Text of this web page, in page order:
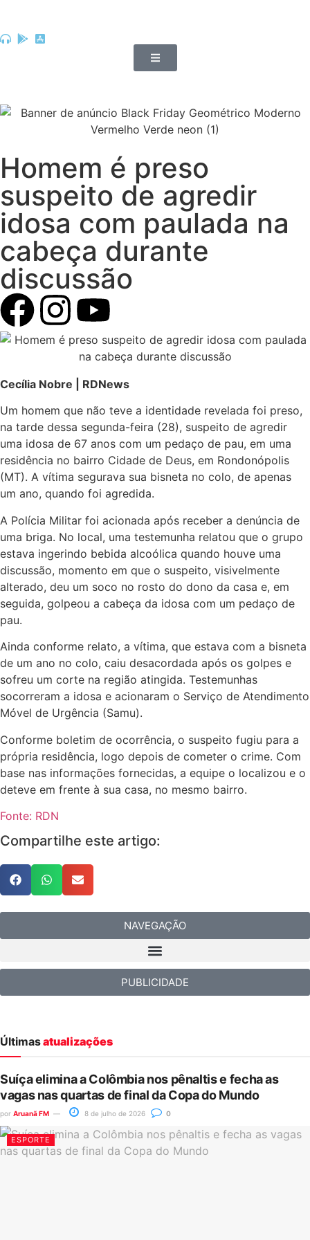
Homem é preso
suspeito de agredir
idosa com paulada na
cabeça durante
discussão
Cecília Nobre | RDNews
Um homem que não teve a identidade revelada foi preso,
na tarde dessa segunda-feira (28), suspeito de agredir
uma idosa de 67 anos com um pedaço de pau, em uma
residência no bairro Cidade de Deus, em Rondonópolis
(MT). A vítima segurava sua bisneta no colo, de apenas
um ano, quando foi agredida.
A Polícia Militar foi acionada após receber a denúncia de
uma briga. No local, uma testemunha relatou que o grupo
estava ingerindo bebida alcoólica quando houve uma
discussão, momento em que o suspeito, visivelmente
alterado, deu um soco no rosto do dono da casa e, em
seguida, golpeou a cabeça da idosa com um pedaço de
pau.
Ainda conforme relato, a vítima, que estava com a bisneta
de um ano no colo, caiu desacordada após os golpes e
sofreu um corte na região atingida. Testemunhas
socorreram a idosa e acionaram o Serviço de Atendimento
Móvel de Urgência (Samu).
Conforme boletim de ocorrência, o suspeito fugiu para a
própria residência, logo depois de cometer o crime. Com
base nas informações fornecidas, a equipe o localizou e o
deteve em frente à sua casa, no mesmo bairro.
Fonte: RDN
Compartilhe este artigo:
NAVEGAÇÃO
PUBLICIDADE
Últimasatualizações
Suíça elimina a Colômbia nos pênaltis e fecha as
vagas nas quartas de final da Copa do Mundo
por Aruanã FM 8 de julho de 2026 0
ESPORTE